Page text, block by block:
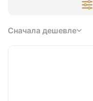
Сначала дешевле